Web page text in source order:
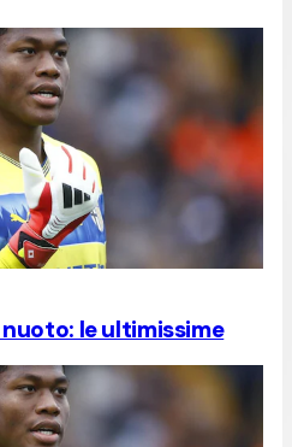
nuoto: le ultimissime